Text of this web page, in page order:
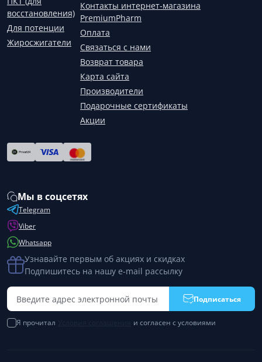
восстановления)
Для потенции
Жиросжигатели
Контакты интернет-магазина
PremiumPharm
Оплата
Связаться с нами
Возврат товара
Карта сайта
Производители
Подарочные сертификаты
Акции
Мы в соцсетях
Telegram
Viber
Whatsapp
Узнавайте первым об акциях и скидках
Подпишитесь на нашу e-mail рассылку
Подписаться
Я прочитал и согласен с условиями